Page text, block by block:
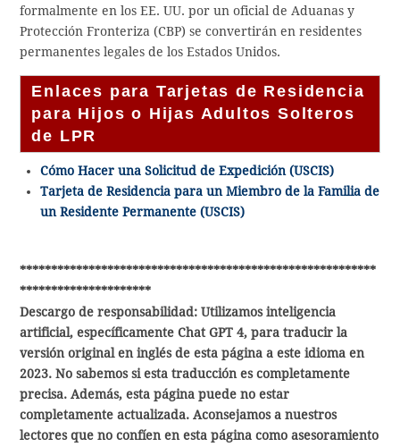
formalmente en los EE. UU. por un oficial de Aduanas y
Protección Fronteriza (CBP) se convertirán en residentes
permanentes legales de los Estados Unidos.
Enlaces para Tarjetas de Residencia
para Hijos o Hijas Adultos Solteros
de LPR
Cómo Hacer una Solicitud de Expedición (USCIS)
Tarjeta de Residencia para un Miembro de la Familia de
un Residente Permanente (USCIS)
*********************************************************
*********************
Descargo de responsabilidad: Utilizamos inteligencia
artificial, específicamente Chat GPT 4, para traducir la
versión original en inglés de esta página a este idioma en
2023. No sabemos si esta traducción es completamente
precisa. Además, esta página puede no estar
completamente actualizada. Aconsejamos a nuestros
lectores que no confíen en esta página como asesoramiento